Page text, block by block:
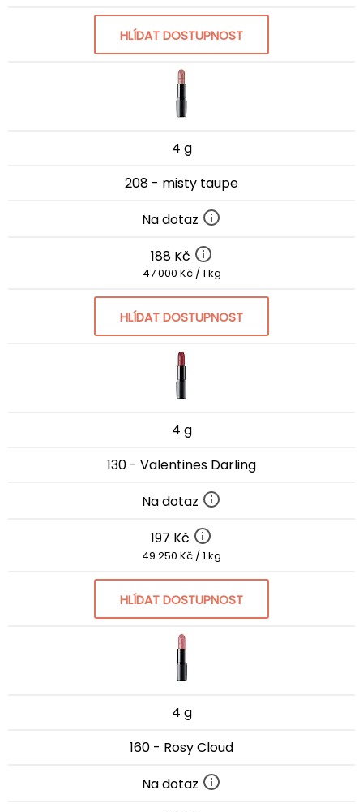
HLÍDAT DOSTUPNOST
4 g
208 - misty taupe
Na dotaz
188 Kč
47 000 Kč / 1 kg
HLÍDAT DOSTUPNOST
4 g
130 - Valentines Darling
Na dotaz
197 Kč
49 250 Kč / 1 kg
HLÍDAT DOSTUPNOST
4 g
160 - Rosy Cloud
Na dotaz